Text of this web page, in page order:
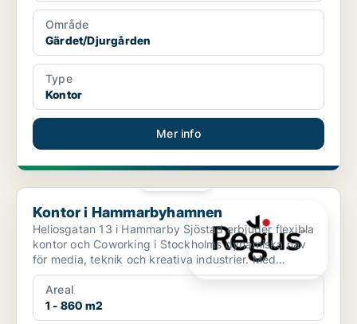
Område
Gärdet/Djurgården
Type
Kontor
Mer info
Kontor i Hammarbyhamnen
Kontor i Hammarbyhamnen
Heliosgatan 13 i Hammarby Sjöstad erbjuder flexibla
kontor och Coworking i Stockholms dynamiska nav
för media, teknik och kreativa industrier. Med
utmärkta k...
Areal
1 - 860 m2